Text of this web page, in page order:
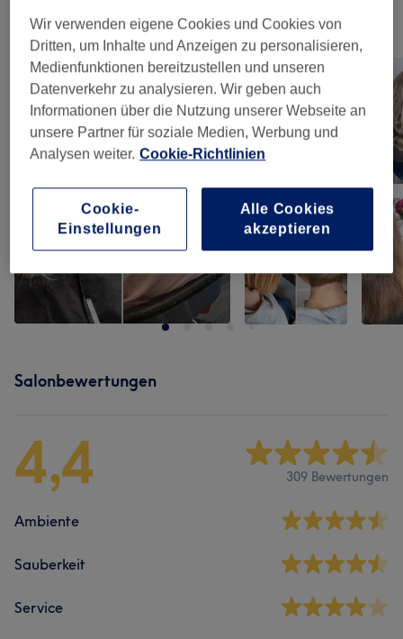
Unsere Arbeit
Bild anklicken für weitere Details
Salonbewertungen
4,4 309 Bewertungen
Ambiente
Sauberkeit
Service
Wir verwenden eigene Cookies und Cookies von
Dritten, um Inhalte und Anzeigen zu personalisieren,
Medienfunktionen bereitzustellen und unseren
Datenverkehr zu analysieren. Wir geben auch
Informationen über die Nutzung unserer Webseite an
unsere Partner für soziale Medien, Werbung und
Analysen weiter. Cookie-Richtlinien
Cookie-
Einstellungen
Alle Cookies
akzeptieren